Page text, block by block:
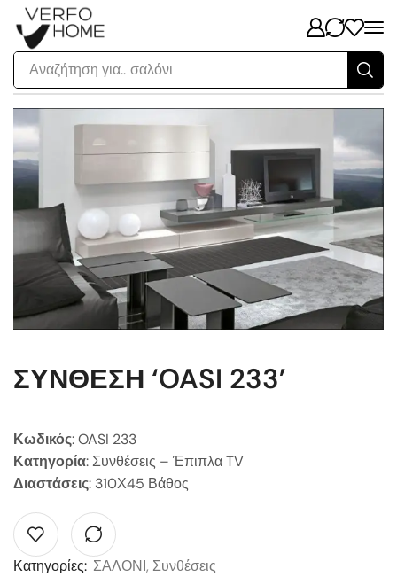
Αναζήτηση για.. σαλόνι
ΣΥΝΘΕΣΗ ‘OASI 233’
Κωδικός: OASI 233
Κατηγορία: Συνθέσεις – Έπιπλα TV
Διαστάσεις: 310Χ45 Βάθος
Κατηγορίες: ΣΑΛΟΝΙ, Συνθέσεις